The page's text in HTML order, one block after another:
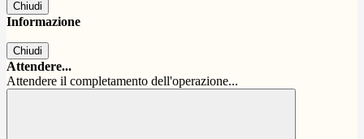
Chiudi
Informazione
Chiudi
Attendere...
Attendere il completamento dell'operazione...